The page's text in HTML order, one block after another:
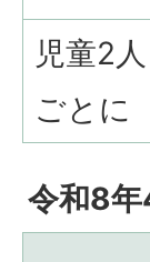
児童2
ごとに
令和8年